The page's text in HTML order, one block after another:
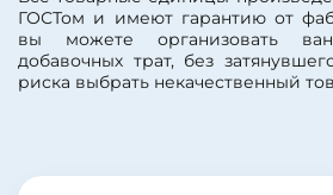
ГОСТом и имеют гарантию от
вы можете организовать
добавочных трат, без
риска выбрать некачественный